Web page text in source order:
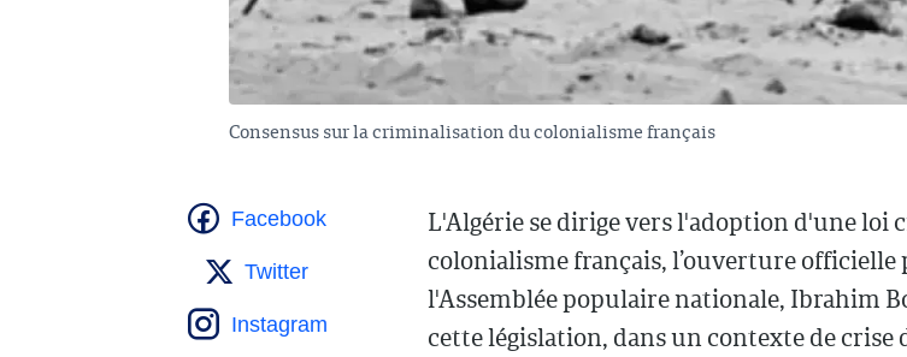
Consensus sur la criminalisation du colonialisme français
L'Algérie se dirige vers l'adoption d'une loi
colonialisme français, l’ouverture officielle
l'Assemblée populaire nationale, Ibrahim
cette législation, dans un contexte de crise
Facebook
Twitter
Instagram